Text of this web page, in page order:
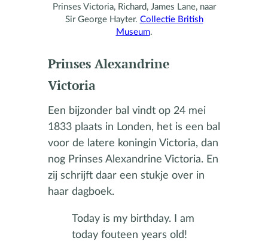
Prinses Victoria, Richard, James Lane, naar
Sir George Hayter. Collectie British
Museum.
Prinses Alexandrine
Victoria
Een bijzonder bal vindt op 24 mei
1833 plaats in Londen, het is een bal
voor de latere koningin Victoria, dan
nog Prinses Alexandrine Victoria. En
zij schrijft daar een stukje over in
haar dagboek.
Today is my birthday. I am
today fouteen years old!